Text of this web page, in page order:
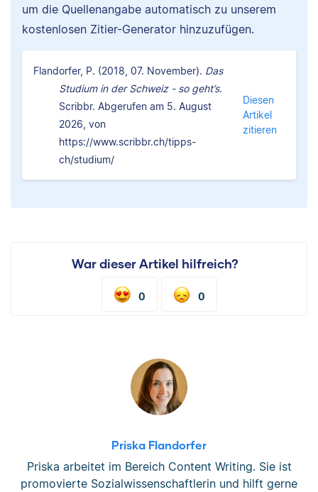
um die Quellenangabe automatisch zu unserem
kostenlosen Zitier-Generator hinzuzufügen.
Flandorfer, P. (2018, 07. November). Das
Studium in der Schweiz - so geht’s.
Scribbr. Abgerufen am 5. August
2026, von
https://www.scribbr.ch/tipps-
ch/studium/
Diesen
Artikel
zitieren
War dieser Artikel hilfreich?
0 0
Priska Flandorfer
Priska arbeitet im Bereich Content Writing. Sie ist
promovierte Sozialwissenschaftlerin und hilft gerne